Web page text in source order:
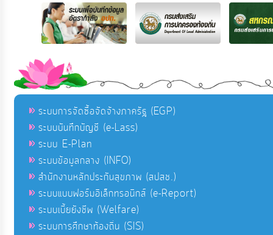
ระบบการจัดซื้อจัดจ้างภาครัฐ (EGP)
ระบบบันทึกบัญชี (e-Lass)
ระบบ E-Plan
ระบบข้อมูลกลาง (INFO)
สำนักงานหลักประกันสุขภาพ (สปสช.)
ระบบแบบฟอร์มอิเล็กทรอนิกส์ (e-Report)
ระบบเบี้ยยังชีพ (Welfare)
ระบบการศึกษาท้องถิ่น (SIS)